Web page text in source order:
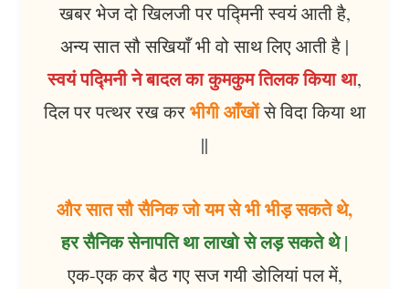
खबर भेज दो खिलजी पर पद्मिनी स्वयं आती है,
अन्य सात सौ सखियाँ भी वो साथ लिए आती है |
स्वयं पद्मिनी ने बादल का कुमकुम तिलक किया था,
दिल पर पत्थर रख करभीगी आँखोंसे विदा किया था
||
और सात सौ सैनिक जो यम से भी भीड़ सकते थे,
हर सैनिक सेनापति था लाखो से लड़ सकते थे |
एक-एक कर बैठ गए सज गयी डोलियां पल में,